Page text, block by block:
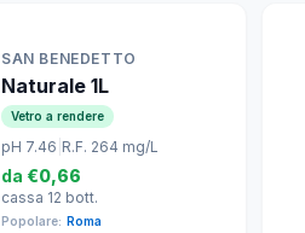
SAN BENEDETTO
Naturale 1L
Vetro a rendere
pH 7.46 R.F. 264 mg/L
da €0,66
cassa 12 bott.
Popolare: Roma